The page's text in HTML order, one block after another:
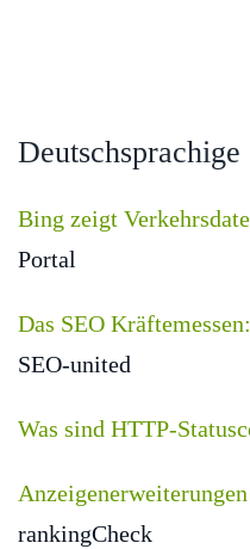
Bing zeigt
Portal
Das SEO
SEO-united
Was sind HTTP-
rankingCheck